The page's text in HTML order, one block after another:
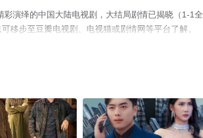
演绎的中国大陆电视剧，大结局剧情已揭晓（1-1全
移步至豆瓣电视剧、电视猫或剧情网等平台了解。